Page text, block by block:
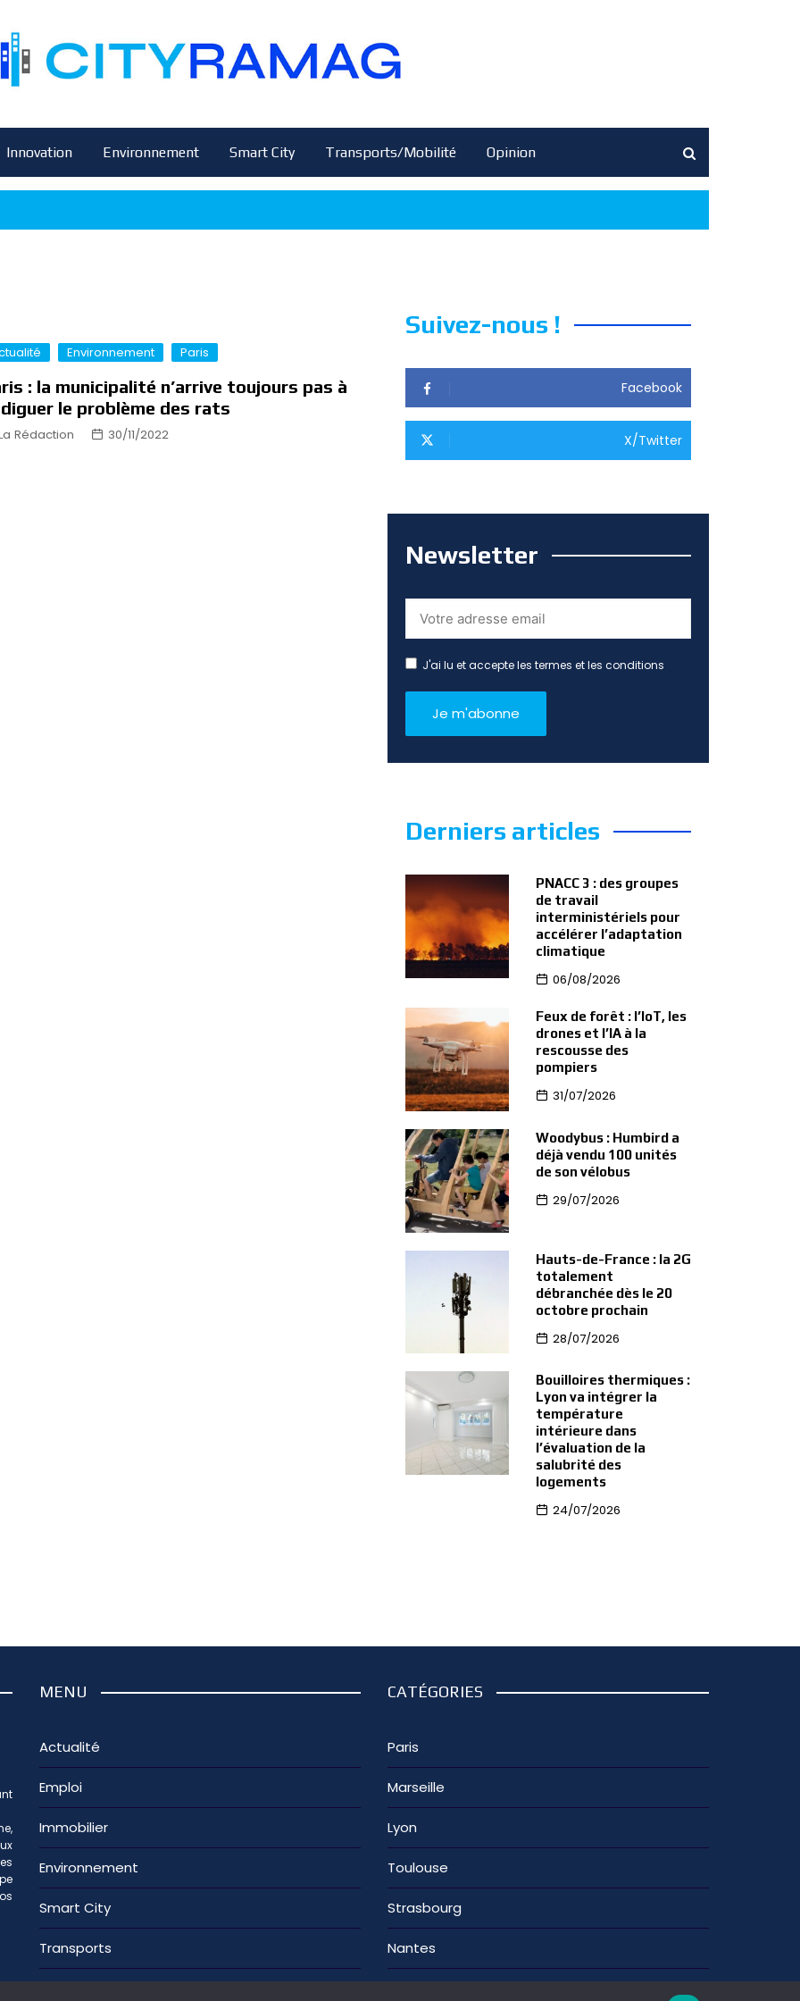
Innovation Environnement Smart City Transports/Mobilité Opinion
Environnement Paris
: la municipalité n’arrive toujours pas à
le problème des rats
Rédaction 30/11/2022
Suivez-nous !
Facebook
X/Twitter
Newsletter
J'ai lu et accepte les termes et les conditions
Derniers articles
PNACC 3 : des groupes
de travail
interministériels pour
accélérer l’adaptation
climatique
06/08/2026
Feux de forêt : l’IoT, les
drones et l’IA à la
rescousse des
pompiers
31/07/2026
Woodybus : Humbird a
déjà vendu 100 unités
de son vélobus
29/07/2026
Hauts-de-France : la 2G
totalement
débranchée dès le 20
octobre prochain
28/07/2026
Bouilloires thermiques :
Lyon va intégrer la
température
intérieure dans
l’évaluation de la
salubrité des
logements
24/07/2026
MENU
Actualité
Emploi
Immobilier
Environnement
Smart City
Transports
CATÉGORIES
Paris
Marseille
Lyon
Toulouse
Strasbourg
Nantes